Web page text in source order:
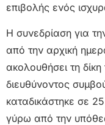
επιβολής ενός
Η συνεδρίαση για
από την αρχική
ακολουθήσει τη
διευθύνοντος
καταδικάστηκε σε
γύρω από την